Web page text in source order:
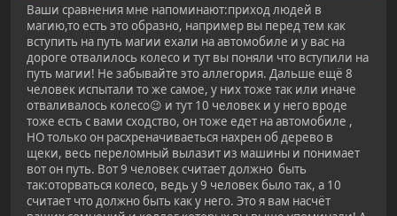
Ваши сравнения мне напоминают:приход людей в
магию,то есть это образно, например вы перед тем как
вступить на путь магии ехали на автомобиле и у вас на
дороге отвалилось колесо и тут вы поняли что вступили на
путь магии! Не забывайте это аллегория. Дальше ещё 8
человек испытали то же самое, у них тоже так или иначе
отваливалось колесо😉 и тут 10 человек и у него вроде
тоже есть с вами сходство, он тоже едет на автомобиле ,
НО только он расхреначиваеться нахрен об дерево в
щеки, весь переломный вылазит из машины и понимает
вот он путь. Вот 9 человек считает должно быть
так:оторваться колесо, ведь у 9 человек было так, а 10
считает что должно быть как у него. Это я вам насчёт